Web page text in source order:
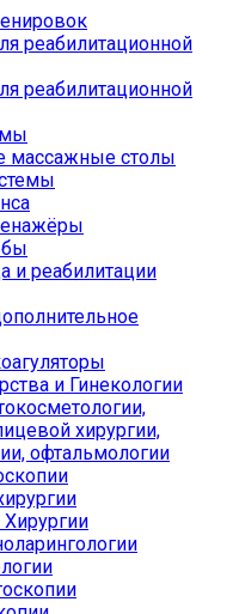
реабилитационной
реабилитационной
массажные столы
и реабилитации
и Гинекологии
хирургии,
офтальмологии